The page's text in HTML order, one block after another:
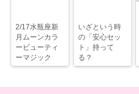
2/17水瓶座新
月ムーンカラ
ービューティ
ーマジック
いざという時
の「安心セッ
ト」持って
る？